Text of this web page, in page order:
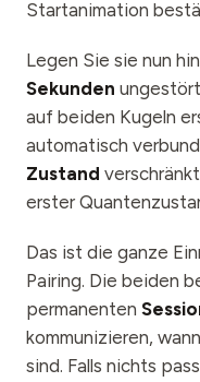
Kontakt
Startanimation
Legen Sie sie nun
Sekunden
auf beiden Kugeln
automatisch
Zustand
erster
Das ist die ganze
Pairing. Die beiden
permanenten
kommunizieren,
sind. Falls nichts